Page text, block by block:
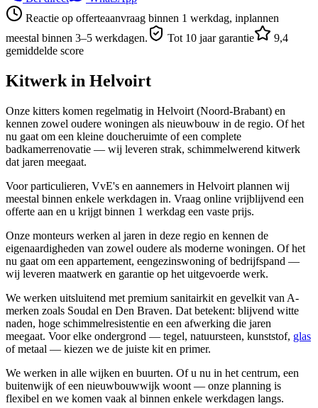
Reactie op offerteaanvraag binnen 1 werkdag, inplannen
meestal binnen 3–5 werkdagen.
Tot 10 jaar garantie
9,4
gemiddelde score
Kitwerk in Helvoirt
Onze kitters komen regelmatig in Helvoirt (Noord-Brabant) en
kennen zowel oudere woningen als nieuwbouw in de regio. Of het
nu gaat om een kleine doucheruimte of een complete
badkamerrenovatie — wij leveren strak, schimmelwerend kitwerk
dat jaren meegaat.
Voor particulieren, VvE's en aannemers in Helvoirt plannen wij
meestal binnen enkele werkdagen in. Vraag online vrijblijvend een
offerte aan en u krijgt binnen 1 werkdag een vaste prijs.
Onze monteurs werken al jaren in deze regio en kennen de
eigenaardigheden van zowel oudere als moderne woningen. Of het
nu gaat om een appartement, eengezinswoning of bedrijfspand —
wij leveren maatwerk en garantie op het uitgevoerde werk.
We werken uitsluitend met premium sanitairkit en gevelkit van A-
merken zoals Soudal en Den Braven. Dat betekent: blijvend witte
naden, hoge schimmelresistentie en een afwerking die jaren
meegaat. Voor elke ondergrond — tegel, natuursteen, kunststof, glas
of metaal — kiezen we de juiste kit en primer.
We werken in alle wijken en buurten. Of u nu in het centrum, een
buitenwijk of een nieuwbouwwijk woont — onze planning is
flexibel en we komen vaak al binnen enkele werkdagen langs.